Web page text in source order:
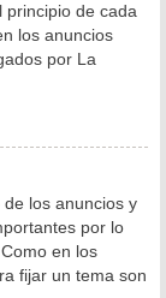
principio de cada
los anuncios
por La
los anuncios y
por lo
en los
fijar un tema son